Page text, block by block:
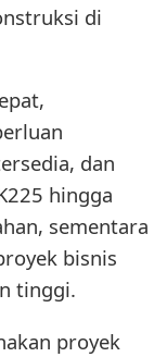
di
dan
hingga
sementara
bisnis
tinggi.
proyek